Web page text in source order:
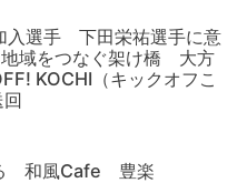
入選手 下田栄祐選手に意
域をつなぐ架け橋 大方
KOCHI（キックオフこ
和風Cafe 豊楽